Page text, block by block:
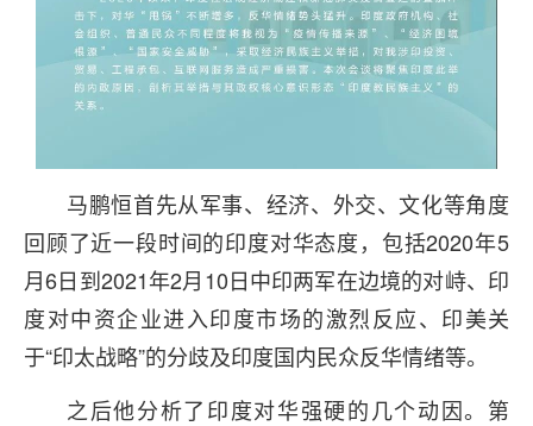
马鹏恒首先从军事、经济、外交、文化等角度
回顾了近一段时间的印度对华态度，包括2020年5
月6日到2021年2月10日中印两军在边境的对峙、印
度对中资企业进入印度市场的激烈反应、印美关
于“印太战略”的分歧及印度国内民众反华情绪等。
之后他分析了印度对华强硬的几个动因。第